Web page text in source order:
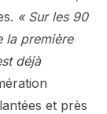
« Sur les 90
la première
déjà
et près